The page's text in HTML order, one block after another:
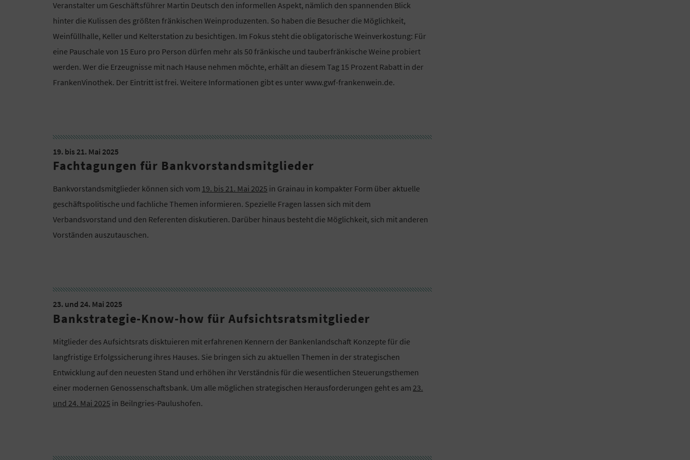
Veranstalter um Geschäftsführer Martin Deutsch den informellen Aspekt, nämlich den spannenden Blick
hinter die Kulissen des größten fränkischen Weinproduzenten. So haben die Besucher die Möglichkeit,
Weinfüllhalle, Keller und Kelterstation zu besichtigen. Im Fokus steht die obligatorische Weinverkostung: Für
eine Pauschale von 15 Euro pro Person dürfen mehr als 50 fränkische und tauberfränkische Weine probiert
werden. Wer die Erzeugnisse mit nach Hause nehmen möchte, erhält an diesem Tag 15 Prozent Rabatt in der
FrankenVinothek. Der Eintritt ist frei. Weitere Informationen gibt es unter www.gwf-frankenwein.de.
19. bis 21. Mai 2025
Fachtagungen für Bankvorstandsmitglieder
Bankvorstandsmitglieder können sich vom 19. bis 21. Mai 2025 in Grainau in kompakter Form über aktuelle
geschäftspolitische und fachliche Themen informieren. Spezielle Fragen lassen sich mit dem
Verbandsvorstand und den Referenten diskutieren. Darüber hinaus besteht die Möglichkeit, sich mit anderen
Vorständen auszutauschen.
23. und 24. Mai 2025
Bankstrategie-Know-how für Aufsichtsratsmitglieder
Mitglieder des Aufsichtsrats disktuieren mit erfahrenen Kennern der Bankenlandschaft Konzepte für die
langfristige Erfolgssicherung ihres Hauses. Sie bringen sich zu aktuellen Themen in der strategischen
Entwicklung auf den neuesten Stand und erhöhen ihr Verständnis für die wesentlichen Steuerungsthemen
einer modernen Genossenschaftsbank. Um alle möglichen strategischen Herausforderungen geht es am 23.
und 24. Mai 2025 in Beilngries-Paulushofen.